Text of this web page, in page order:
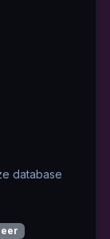
database